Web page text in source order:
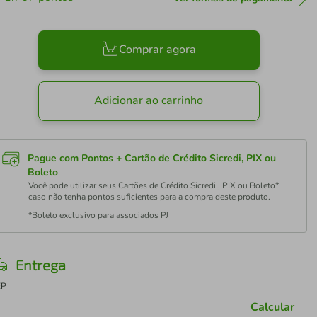
Comprar agora
Adicionar ao carrinho
Pague com Pontos + Cartão de Crédito Sicredi, PIX ou
Boleto
Você pode utilizar seus Cartões de Crédito Sicredi , PIX ou Boleto*
caso não tenha pontos suficientes para a compra deste produto.
*Boleto exclusivo para associados PJ
Entrega
Calcular